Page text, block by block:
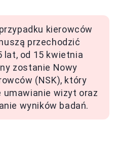
kierowców
przechodzić
lat, od 15 kwietnia
zostanie Nowy
(NSK), który
umawianie wizyt oraz
wyników badań.